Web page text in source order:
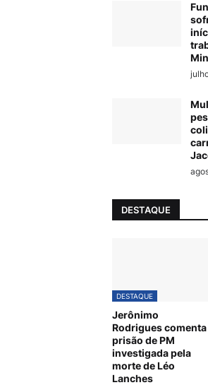
DESTAQUE
DESTAQUE
Jerônimo
Rodrigues comenta
prisão de PM
investigada pela
morte de Léo
Lanches